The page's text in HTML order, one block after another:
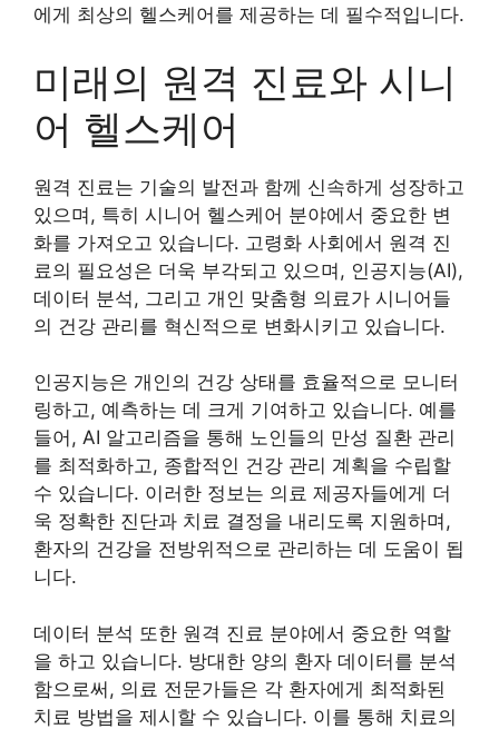
에게 최상의 헬스케어를 제공하는 데 필수적입니다.
미래의 원격 진료와 시니
어 헬스케어
원격 진료는 기술의 발전과 함께 신속하게 성장하고
있으며, 특히 시니어 헬스케어 분야에서 중요한 변
화를 가져오고 있습니다. 고령화 사회에서 원격 진
료의 필요성은 더욱 부각되고 있으며, 인공지능(AI),
데이터 분석, 그리고 개인 맞춤형 의료가 시니어들
의 건강 관리를 혁신적으로 변화시키고 있습니다.
인공지능은 개인의 건강 상태를 효율적으로 모니터
링하고, 예측하는 데 크게 기여하고 있습니다. 예를
들어, AI 알고리즘을 통해 노인들의 만성 질환 관리
를 최적화하고, 종합적인 건강 관리 계획을 수립할
수 있습니다. 이러한 정보는 의료 제공자들에게 더
욱 정확한 진단과 치료 결정을 내리도록 지원하며,
환자의 건강을 전방위적으로 관리하는 데 도움이 됩
니다.
데이터 분석 또한 원격 진료 분야에서 중요한 역할
을 하고 있습니다. 방대한 양의 환자 데이터를 분석
함으로써, 의료 전문가들은 각 환자에게 최적화된
치료 방법을 제시할 수 있습니다. 이를 통해 치료의